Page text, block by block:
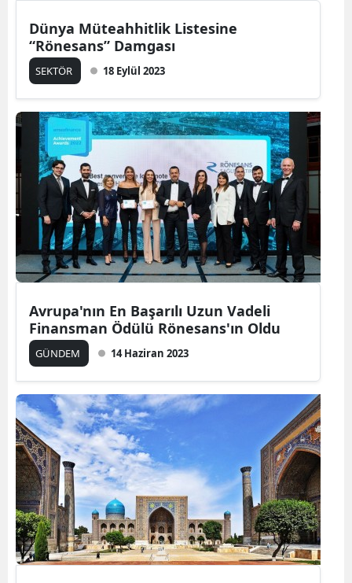
Dünya Müteahhitlik Listesine
“Rönesans” Damgası
SEKTÖR 18 Eylül 2023
Avrupa'nın En Başarılı Uzun Vadeli
Finansman Ödülü Rönesans'ın Oldu
GÜNDEM 14 Haziran 2023